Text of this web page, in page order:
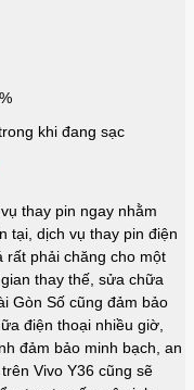
khi đang sạc
thay pin ngay nhằm
tại, dịch vụ thay pin điện
rất phải chăng cho một
thay thế, sửa chữa
Gòn Số cũng đảm bảo
điện thoại nhiều giờ,
đảm bảo minh bạch, an
Vivo Y36 cũng sẽ